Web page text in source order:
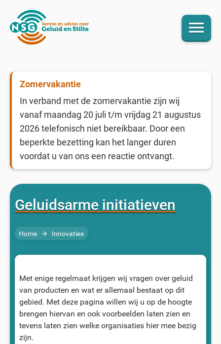
menu
Zomervakantie
In verband met de zomervakantie zijn wij
vanaf maandag 20 juli t/m vrijdag 21 augustus
2026 telefonisch niet bereikbaar. Door een
beperkte bezetting kan het langer duren
voordat u van ons een reactie ontvangt.
Geluidsarme initiatieven
Home arrow_forward Innovaties
Met enige regelmaat krijgen wij vragen over geluid
van producten en wat er allemaal bestaat op dit
gebied. Met deze pagina willen wij u op de hoogte
brengen hiervan en ook voorbeelden laten zien en
tevens laten zien welke organisaties hier mee bezig
zijn.